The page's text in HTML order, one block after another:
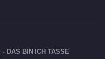
DAS BIN ICH TASSE